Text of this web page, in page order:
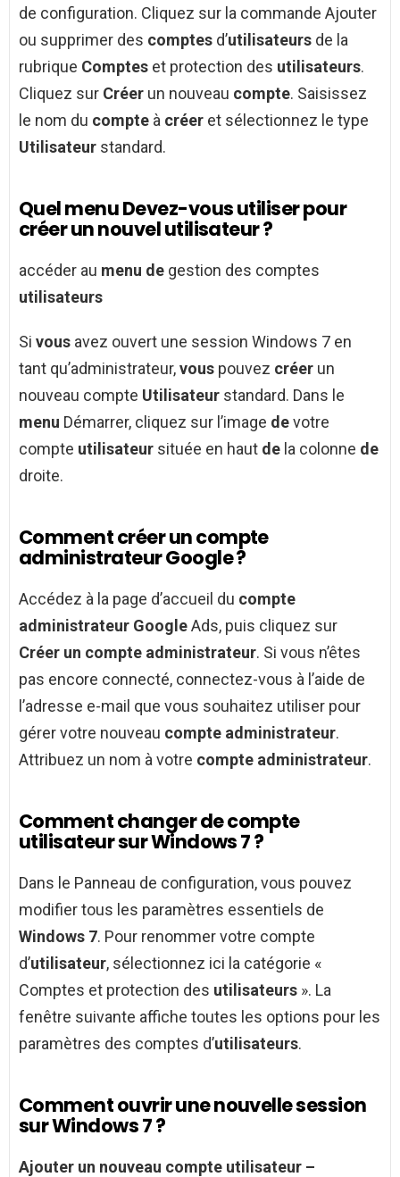
de configuration. Cliquez sur la commande Ajouter
ou supprimer des comptes d’utilisateurs de la
rubrique Comptes et protection des utilisateurs.
Cliquez sur Créer un nouveau compte. Saisissez
le nom du compte à créer et sélectionnez le type
Utilisateur standard.
Quel menu Devez-vous utiliser pour
créer un nouvel utilisateur ?
accéder au menu de gestion des comptes
utilisateurs
Si vous avez ouvert une session Windows 7 en
tant qu’administrateur,vous pouvez créer un
nouveau compte Utilisateur standard. Dans le
menu Démarrer, cliquez sur l’image devotre
compte utilisateur située en haut de la colonne de
droite.
Comment créer un compte
administrateur Google ?
Accédez à la page d’accueil du compte
administrateur GoogleAds, puis cliquez sur
Créer un compte administrateur. Si vous n’êtes
pas encore connecté, connectez-vous à l’aide de
l’adresse e-mail que vous souhaitez utiliser pour
gérer votre nouveau compte administrateur.
Attribuez un nom à votre compte administrateur.
Comment changer de compte
utilisateur sur Windows 7 ?
Dans le Panneau de configuration, vous pouvez
modifier tous les paramètres essentiels de
Windows 7. Pour renommer votre compte
d’utilisateur, sélectionnez ici la catégorie «
Comptes et protection des utilisateurs ». La
fenêtre suivante affiche toutes les options pour les
paramètres des comptes d’utilisateurs.
Comment ouvrir une nouvelle session
sur Windows 7 ?
Ajouter un nouveau compte utilisateur –